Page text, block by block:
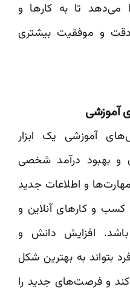
می‌دهد تا به کارها و
و موفقیت بیشتری
آموزشی
آموزشی یک ابزار
و بهبود درآمد شخصی
و اطلاعات جدید
کسب و کارهای آنلاین و
باشد. افزایش دانش و
بتواند به بهترین شکل
و فرصت‌های جدید را